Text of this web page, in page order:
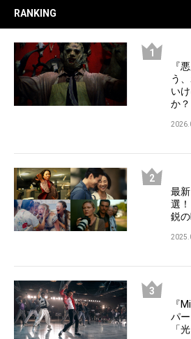
RANKING
『
う
い
か？
最
選
鋭
『
パ
「